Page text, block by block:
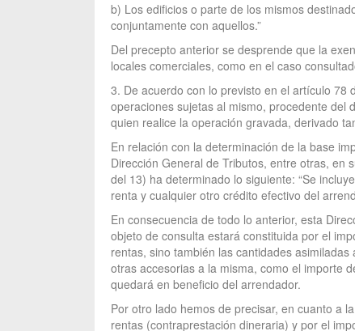
b) Los edificios o parte de los mismos
conjuntamente con aquellos.”
Del precepto anterior se desprende que la
locales comerciales, como en el caso
3. De acuerdo con lo previsto en el artículo 78
operaciones sujetas al mismo, procedente del
quien realice la operación gravada, derivado
En relación con la determinación de la base
Dirección General de Tributos, entre otras, en
del 13) ha determinado lo siguiente: “Se
renta y cualquier otro crédito efectivo del
En consecuencia de todo lo anterior, esta
objeto de consulta estará constituida por el
rentas, sino también las cantidades
otras accesorias a la misma, como el importe
quedará en beneficio del arrendador.
Por otro lado hemos de precisar, en cuanto a
rentas (contraprestación dineraria) y por el